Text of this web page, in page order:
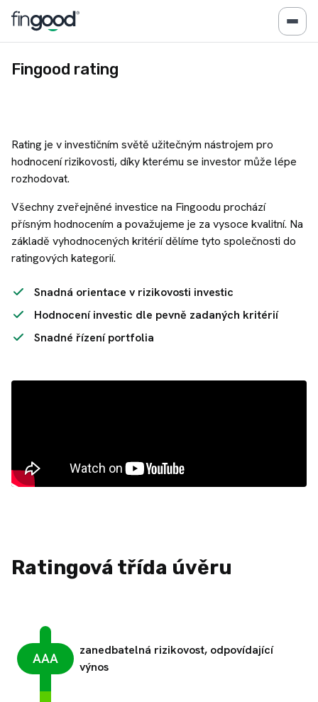
Fingood rating
Rating je v investičním světě užitečným nástrojem pro
hodnocení rizikovosti, díky kterému se investor může lépe
rozhodovat.
Všechny zveřejněné investice na Fingoodu prochází
přísným hodnocením a považujeme je za vysoce kvalitní. Na
základě vyhodnocených kritérií dělíme tyto společnosti do
ratingových kategorií.
Snadná orientace v rizikovosti investic
Hodnocení investic dle pevně zadaných kritérií
Snadné řízení portfolia
Ratingová třída úvěru
AAA
zanedbatelná rizikovost, odpovídající
výnos